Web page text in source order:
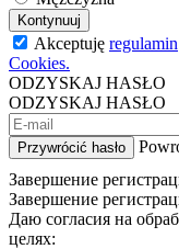
Kontynuuj
Akceptuję regulamin
Cookies.
ODZYSKAJ HASŁO
ODZYSKAJ HASŁO
Przywrócić hasło
Завершение
Завершение
Даю согласия на
целях: